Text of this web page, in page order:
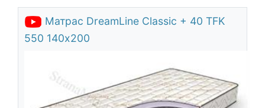
Матрас DreamLine Classic + 40 TFK
550 140х200